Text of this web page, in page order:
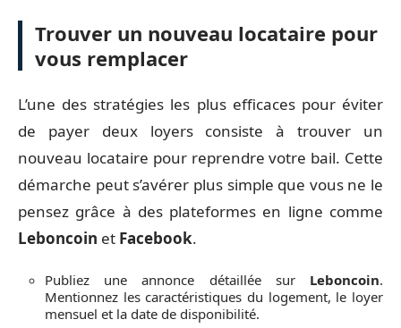
Trouver un nouveau locataire pour
vous remplacer
L’une des stratégies les plus efficaces pour éviter
de payer deux loyers consiste à trouver un
nouveau locataire pour reprendre votre bail. Cette
démarche peut s’avérer plus simple que vous ne le
pensez grâce à des plateformes en ligne comme
Leboncoin et Facebook.
Publiez une annonce détaillée sur Leboncoin.
Mentionnez les caractéristiques du logement, le loyer
mensuel et la date de disponibilité.